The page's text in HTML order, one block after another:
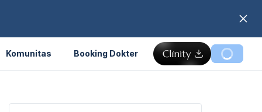
Komunitas Booking Dokter